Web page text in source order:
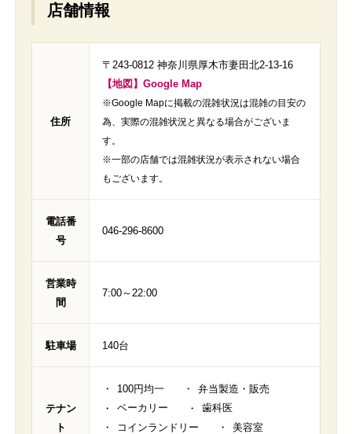
店舗情報
住所
〒243-0812 神奈川県厚木市妻田北2-13-16
【地図】Google Map
※Google Mapに掲載の混雑状況は混雑の目安の
為、実際の混雑状況と異なる場合がございま
す。
※一部の店舗では混雑状況が表示されない場合
もございます。
電話番
号
046-296-8600
営業時
間
7:00～22:00
駐車場 140台
テナン
ト
100円均一
弁当製造・販売
ベーカリー
歯科医
コインランドリー
美容室